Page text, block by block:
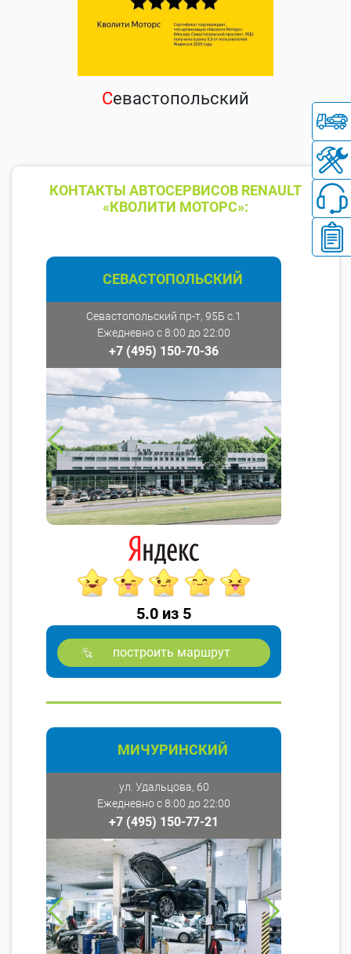
Севастопольский
КОНТАКТЫ АВТОСЕРВИСОВ RENAULT
«КВОЛИТИ МОТОРС»:
СЕВАСТОПОЛЬСКИЙ
Севастопольский пр-т, 95Б с.1
Ежедневно с 8:00 до 22:00
+7 (495) 150-70-36
5.0 из 5
построить маршрут
МИЧУРИНСКИЙ
ул. Удальцова, 60
Ежедневно с 8:00 до 22:00
+7 (495) 150-77-21